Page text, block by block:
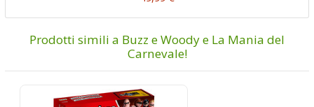
Prodotti simili a Buzz e Woody e La Mania del
Carnevale!